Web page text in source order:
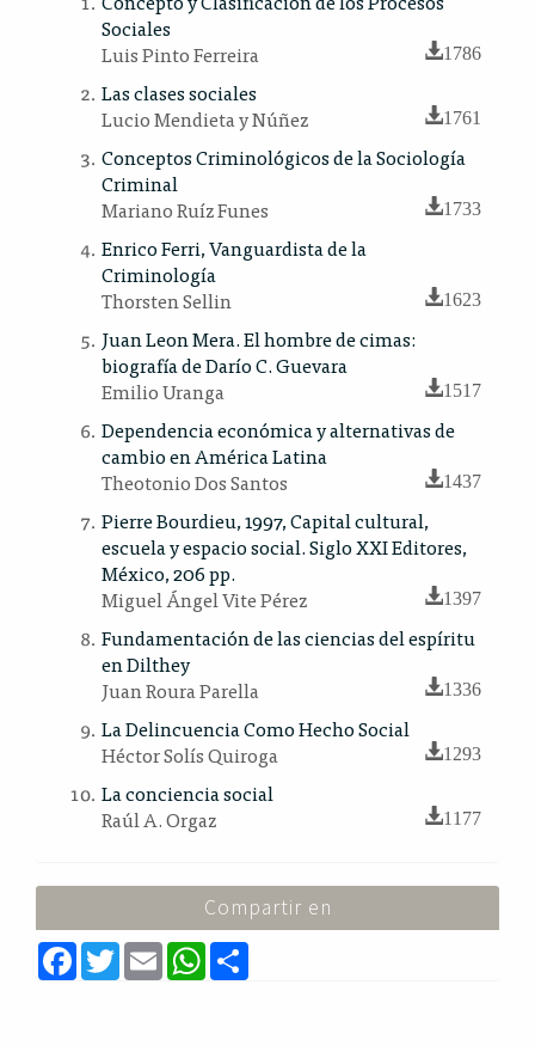
Sociales
Luis Pinto Ferreira
1786
Las clases sociales
Lucio Mendieta y Núñez
1761
Conceptos Criminológicos de la Sociología
Criminal
Mariano Ruíz Funes
1733
Enrico Ferri, Vanguardista de la
Criminología
Thorsten Sellin
1623
Juan Leon Mera. El hombre de cimas:
biografía de Darío C. Guevara
Emilio Uranga
1517
Dependencia económica y alternativas de
cambio en América Latina
Theotonio Dos Santos
1437
Pierre Bourdieu, 1997, Capital cultural,
escuela y espacio social. Siglo XXI Editores,
México, 206 pp.
Miguel Ángel Vite Pérez
1397
Fundamentación de las ciencias del espíritu
en Dilthey
Juan Roura Parella
1336
La Delincuencia Como Hecho Social
Héctor Solís Quiroga
1293
La conciencia social
Raúl A. Orgaz
1177
Compartir en
F
a
c
T
w
E
m
a
W
h
a